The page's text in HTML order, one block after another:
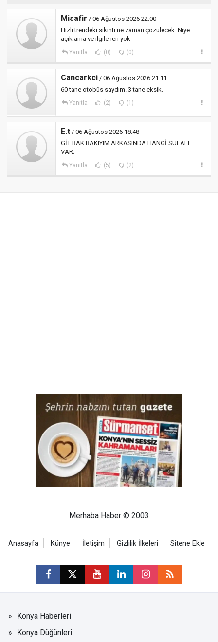
Misafir / 06 Ağustos 2026 22:00
Hızlı trendeki sıkıntı ne zaman çözülecek. Niye
açıklama ve ilgilenen yok
Yanıtla (0) (0)
Cancarkci / 06 Ağustos 2026 21:11
60 tane otobüs saydım. 3 tane eksik.
Yanıtla (2) (1)
E.t / 06 Ağustos 2026 18:48
GİT BAK BAKIYIM ARKASINDA HANGİ SÜLALE
VAR.
Yanıtla (5) (2)
Merhaba Haber © 2003
Anasayfa Künye İletişim Gizlilik İlkeleri Sitene Ekle
Konya Haberleri
Konya Düğünleri